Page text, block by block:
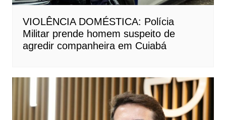
VIOLÊNCIA DOMÉSTICA: Polícia
Militar prende homem suspeito de
agredir companheira em Cuiabá